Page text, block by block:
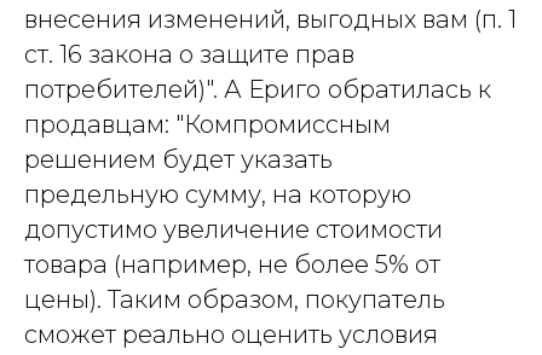
внесения изменений, выгодных вам (п. 1
ст. 16 закона о защите прав
потребителей)". А Ериго обратилась к
продавцам: "Компромиссным
решением будет указать
предельную сумму, на которую
допустимо увеличение стоимости
товара (например, не более 5% от
цены). Таким образом, покупатель
сможет реально оценить условия